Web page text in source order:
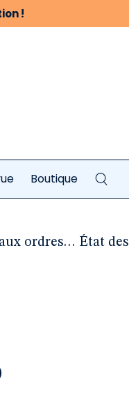
!
Boutique
ordres… État